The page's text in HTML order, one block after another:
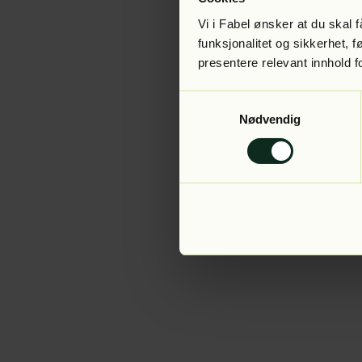
Vi i Fabel ønsker at du skal
funksjonalitet og sikkerhet,
presentere relevant innhold
Nødvendig
Application